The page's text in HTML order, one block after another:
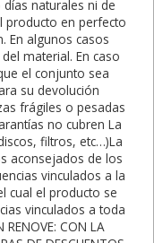
naturales ni de
producto en perfecto
En algunos casos
material. En caso
el conjunto sea
su devolución
frágiles o pesadas
no cubren La
filtros, etc…)La
aconsejados de los
vinculados a la
cual el producto se
vinculados a toda
CON LA